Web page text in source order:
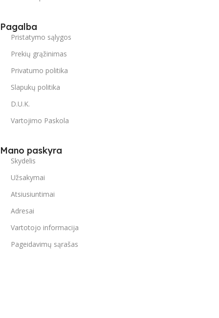
Pagalba
Pristatymo sąlygos
Prekių grąžinimas
Privatumo politika
Slapukų politika
D.U.K.
Vartojimo Paskola
Mano paskyra
Skydelis
Užsakymai
Atsiusiuntimai
Adresai
Vartotojo informacija
Pageidavimų sąrašas